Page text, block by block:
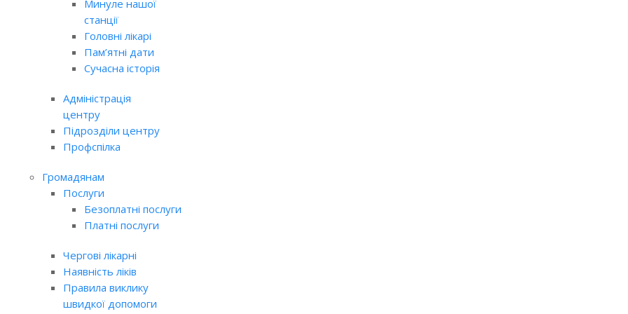
Минуле нашої
станції
Головні лікарі
Пам’ятні дати
Сучасна історія
Адміністрація
центру
Підрозділи центру
Профспілка
Громадянам
Послуги
Безоплатні послуги
Платні послуги
Чергові лікарні
Наявність ліків
Правила виклику
швидкої допомоги